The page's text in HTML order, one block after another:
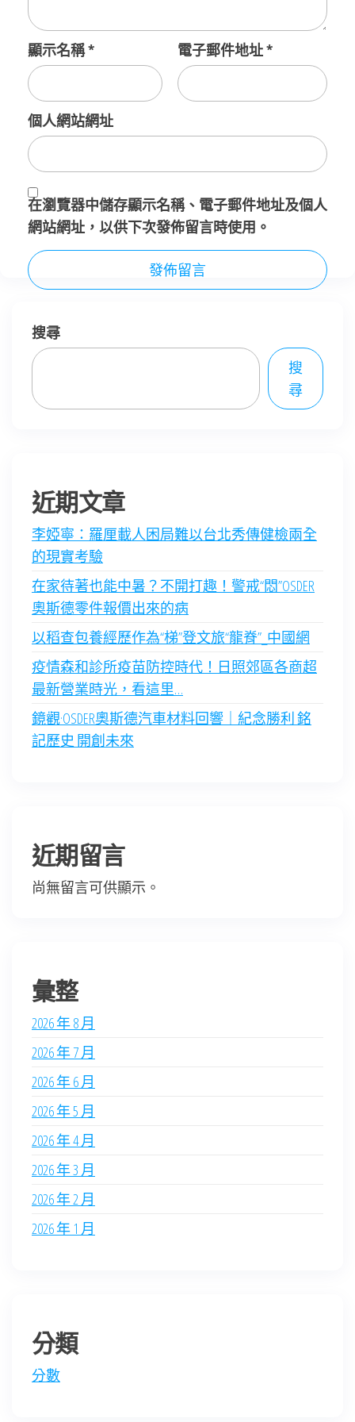
顯示名稱* 電子郵件地址*
個人網站網址
在瀏覽器中儲存顯示名稱、電子郵件地址及個人
網站網址，以供下次發佈留言時使用。
搜尋
搜
尋
近期文章
李婭寧：羅厘載人困局難以台北秀傳健檢兩全
的現實考驗
在家待著也能中暑？不開打趣！警戒“悶”OSDER
奧斯德零件報價出來的病
以稻查包養經歷作為“梯”登文旅“龍脊”_中國網
疫情森和診所疫苗防控時代！日照郊區各商超
最新營業時光，看這里…
鏡觀·OSDER奧斯德汽車材料回響｜紀念勝利 銘
記歷史 開創未來
近期留言
尚無留言可供顯示。
彙整
2026 年 8 月
2026 年 7 月
2026 年 6 月
2026 年 5 月
2026 年 4 月
2026 年 3 月
2026 年 2 月
2026 年 1 月
分類
分數